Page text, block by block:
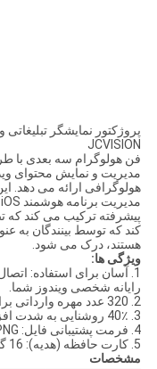
خصوصی
پروژکتور نمایشگر
JCVISION
فن هولوگرام سه بعدی با
مدیریت و نمایش محتوای
هولوگرافی ارائه می دهد.
پیشرفته ترکیب می کند که
کند که توسط بینندگان به
هستند، درک می شود.
ویژگی ها:
رایانه شخصی ویندوز شما.
2. 320 عدد مهره وارداتی برای این فن
3. 40٪ روشنایی به شدت افزایش یافته است
4. فرمت پشتیبانی فایل: MP4 / AVI / RMVB / MKV / JPG / GIF/PNG
5. کارت حافظه (هدیه): 16 گیگابایت
مشخصات